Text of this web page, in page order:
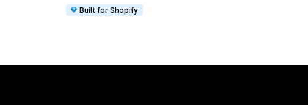
Built for Shopify